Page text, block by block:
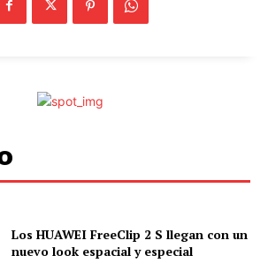
Los HUAWEI FreeClip 2 S llegan con un
nuevo look espacial y especial